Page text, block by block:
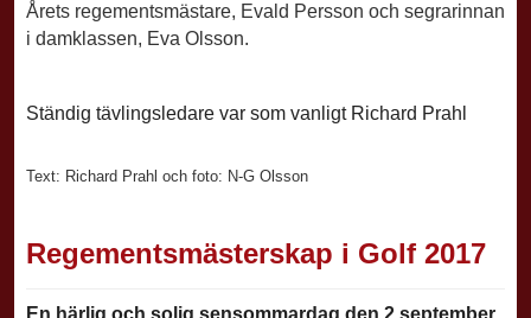
Årets regementsmästare, Evald Persson och segrarinnan
i damklassen, Eva Olsson.
Ständig tävlingsledare var som vanligt Richard Prahl
Text: Richard Prahl och foto: N-G Olsson
Regementsmästerskap i Golf 2017
En härlig och solig sensommardag den 2 september,